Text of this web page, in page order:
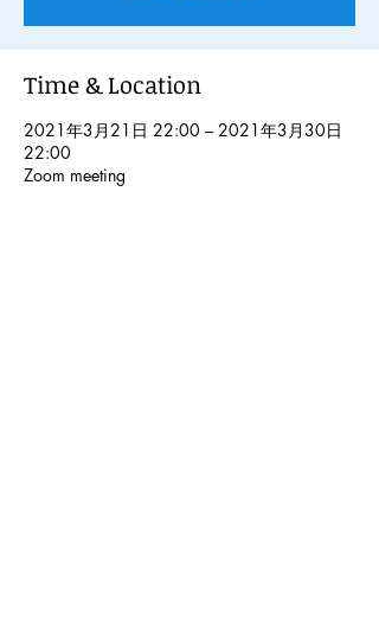
Time & Location
2021年3月21日 22:00 – 2021年3月30日
22:00
Zoom meeting